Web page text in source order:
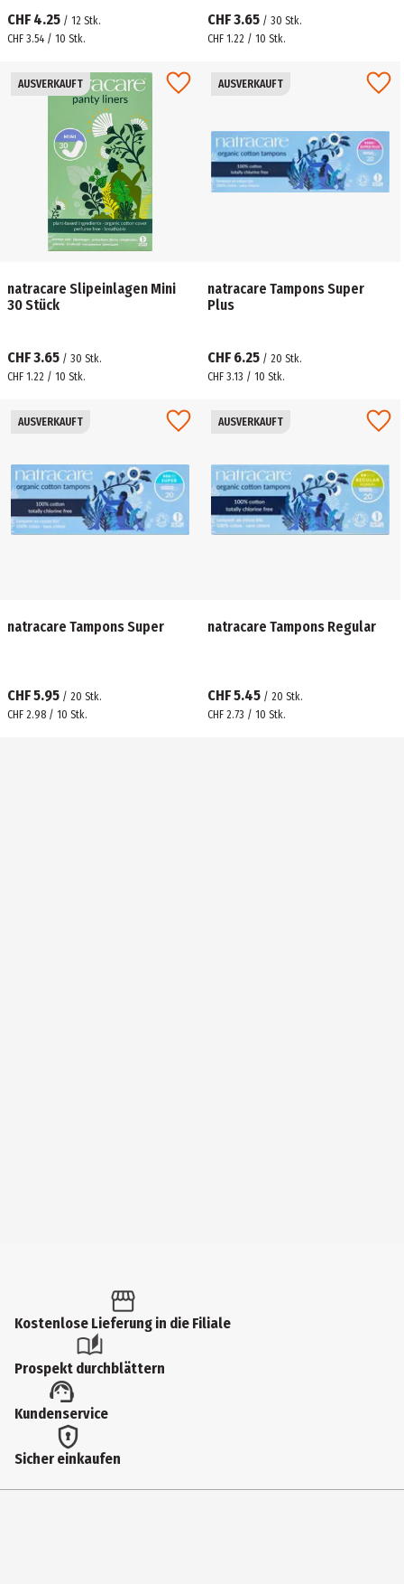
CHF 4.25 / 12 Stk.
CHF 3.54 / 10 Stk.
CHF 3.65 / 30 Stk.
CHF 1.22 / 10 Stk.
AUSVERKAUFT
natracare Slipeinlagen Mini
30 Stück
CHF 3.65 / 30 Stk.
CHF 1.22 / 10 Stk.
AUSVERKAUFT
natracare Tampons Super
Plus
CHF 6.25 / 20 Stk.
CHF 3.13 / 10 Stk.
AUSVERKAUFT
natracare Tampons Super
CHF 5.95 / 20 Stk.
CHF 2.98 / 10 Stk.
AUSVERKAUFT
natracare Tampons Regular
CHF 5.45 / 20 Stk.
CHF 2.73 / 10 Stk.
Kostenlose Lieferung in die Filiale
Prospekt durchblättern
Kundenservice
Sicher einkaufen